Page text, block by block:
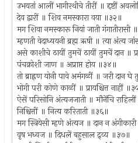
उभयतां आलीं भागीरथीचे तीरीं ॥ द्दष्टीं
देव द्वारीं ॥ शिव नमस्कारा वया ॥३२॥
मग शिवा नमस्कारू नियां जाती गंगातीरासी
म्हणती वेदाध्ययनी ब्रह्म ऋषी ॥ त्या अंत्य
असे काशीचे ठायीं तुमचें ठायीं तुमचें दान ॥
पंचक्रोशी जाण ॥ अप्राप्त होय ॥३४॥
तो ब्राह्नण योनी पावे अमंगळीं ॥ जरी दान
भोगी परी कोणे काळीं ॥ प्रायश्चित्त नाहीं
ऐसें परिसोनि अंत्यजजाती ॥ मौनेंचि
निश्चित्तीं ॥ नित्य करिताती ॥३६॥
मग स्त्रियेसी म्हणे अंत्यज ॥ दान न
वृष भध्वज ॥ दिधलें बहुसाल द्र्व्य ॥३७॥